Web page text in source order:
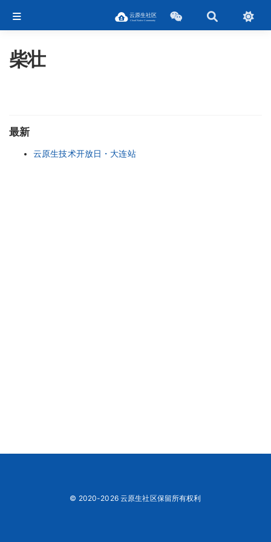
柴壮
最新
云原生技术开放日・大连站
© 2020-2026 云原生社区保留所有权利